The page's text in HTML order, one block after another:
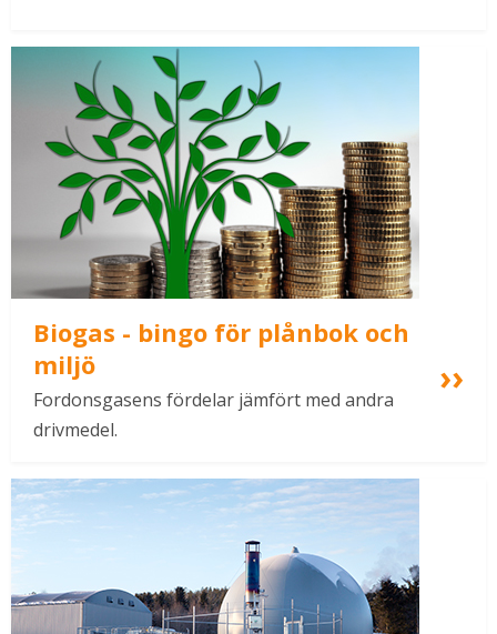
Biogas - bingo för plånbok och
miljö
Fordonsgasens fördelar jämfört med andra
drivmedel.